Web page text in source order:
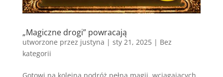
„Magiczne drogi” powracają
utworzone przez justyna | sty 21, 2025| Bez
kategorii
Gotowi na kolejną podróż pełną magii, wciągających